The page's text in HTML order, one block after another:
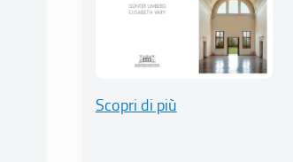
Scopri di più